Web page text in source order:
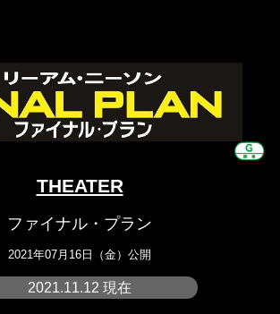
THEATER
ファイナル・プラン
2021年07月16日（金）公開
2021.11.12 現在